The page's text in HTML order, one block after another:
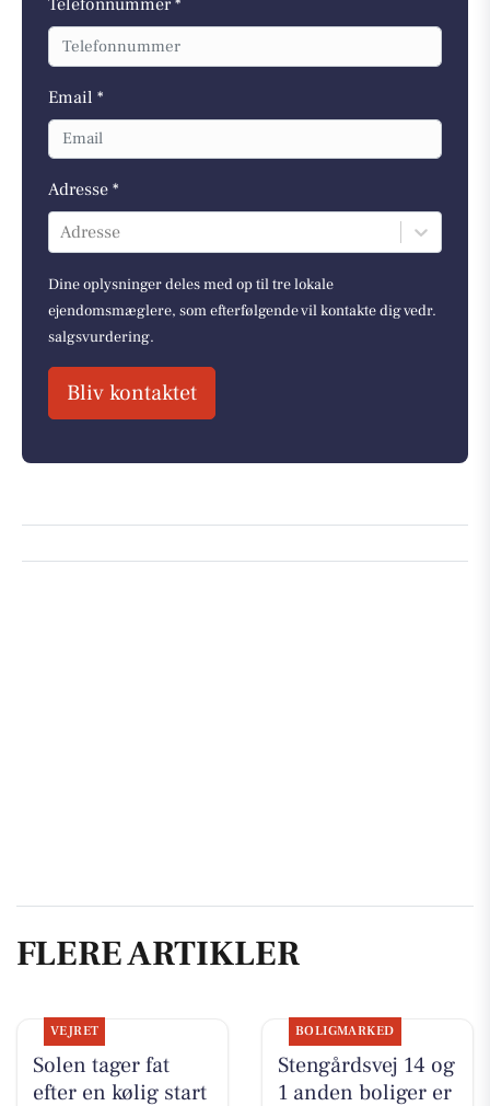
Telefonnummer *
Email *
Adresse *
Adresse
Dine oplysninger deles med op til tre lokale
ejendomsmæglere, som efterfølgende vil kontakte dig vedr.
salgsvurdering.
Bliv kontaktet
FLERE ARTIKLER
VEJRET
Solen tager fat
efter en kølig start
BOLIGMARKED
Stengårdsvej 14 og
1 anden boliger er